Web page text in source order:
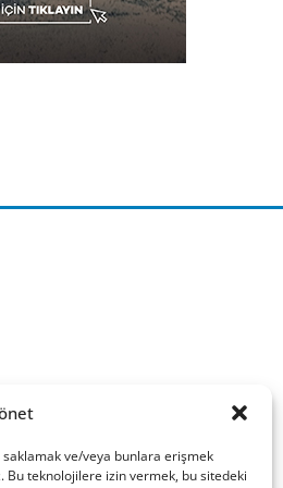
ve/veya bunlara erişmek
Bu teknolojilere izin vermek, bu sitedeki